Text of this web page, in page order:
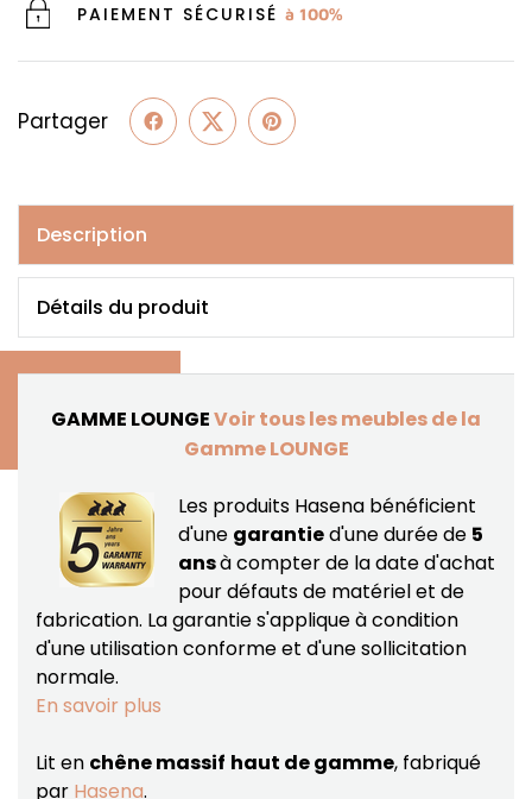
PAIEMENT SÉCURISÉ à 100%
Partager
Description
GAMME LOUNGEVoir tous les meubles de la
Gamme LOUNGE
Les produits Hasena bénéficient
d'une garantied'une durée de 5
ansà compter de la date d'achat
pour défauts de matériel et de
fabrication. La garantie s'applique à condition
d'une utilisation conforme et d'une sollicitation
normale.
En savoir plus
Lit en chêne massif haut de gamme, fabriqué
par Hasena.
Détails du produit